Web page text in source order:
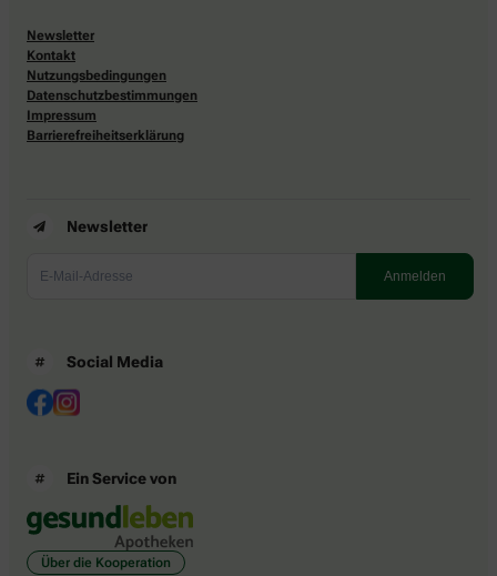
Newsletter
Kontakt
Nutzungsbedingungen
Datenschutzbestimmungen
Impressum
Barrierefreiheitserklärung
Newsletter
Social Media
Ein Service von
Über die Kooperation